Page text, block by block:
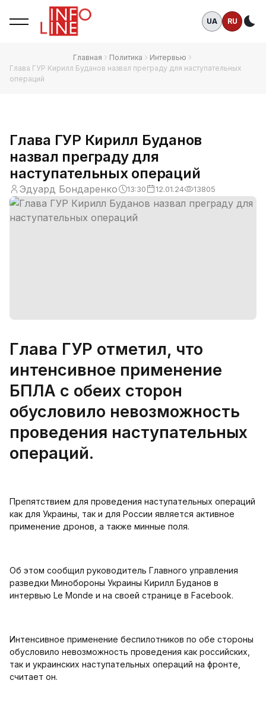
UA RU
Главная Политика
Интервью
Глава ГУР Кирилл Буданов назвал преграду для наступательных
операций
Глава ГУР Кирилл Буданов
назвал преграду для
наступательных операций
Эдуард Бондаренко 13:30 12.01.24 13805
Глава ГУР отметил, что
интенсивное применение
БПЛА с обеих сторон
обусловило невозможность
проведения наступательных
операций.
Препятствием для проведения наступательных операций
как для Украины, так и для России является активное
применение дронов, а также минные поля.
Об этом сообщил руководитель Главного управления
разведки Минобороны Украины Кирилл Буданов в
интервью Le Monde и на своей странице в Facebook.
Интенсивное применение беспилотников по обе стороны
обусловило невозможность проведения как российских,
так и украинских наступательных операций на фронте,
считает он.